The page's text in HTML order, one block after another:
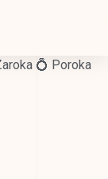
💍 Poroka